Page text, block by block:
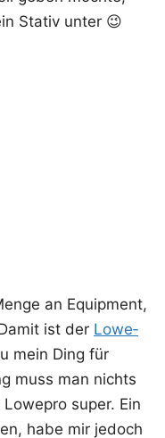
Sta­tiv unter 😉
an Equip­ment,
ist der Lowe­
mein Ding für
muss man nichts
super. Ein
habe mir jedoch